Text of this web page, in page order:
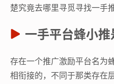
楚究竟去哪里寻觅寻找一手
一手平台蜂小推
存在一个推广激励平台名为
相衔接的，不同于那类存在